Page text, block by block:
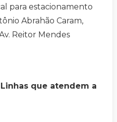
para estacionamento
Abrahão Caram,
Reitor Mendes
que atendem a